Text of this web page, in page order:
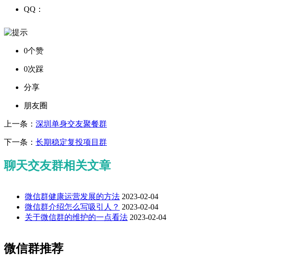
QQ：
0个赞
0次踩
分享
朋友圈
上一条： 深圳单身交友聚餐群
下一条： 长期稳定复投项目群
聊天交友群相关文章
微信群健康运营发展的方法 2023-02-04
微信群介绍怎么写吸引人？ 2023-02-04
关于微信群的维护的一点看法 2023-02-04
微信群推荐